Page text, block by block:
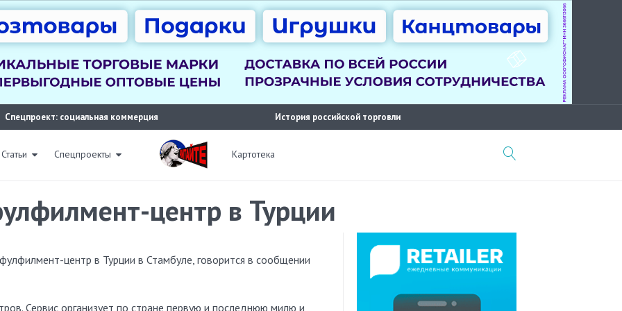
Спецпроект: социальная коммерция История российской торговли
Статьи Спецпроекты Картотека
центр в Турции
Сервис организует по стране первую и последнюю милю и